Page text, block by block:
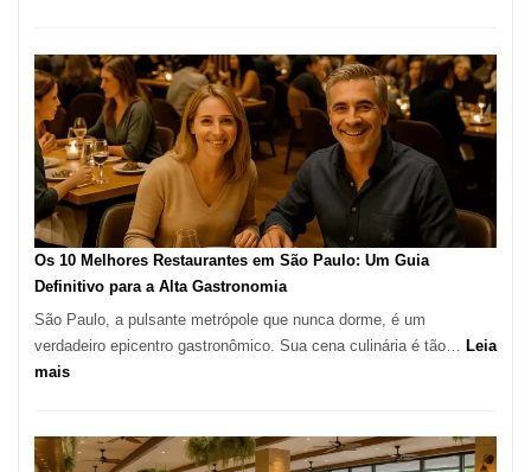
Pizzaria:
tradição
em
pizza
artesanal
forno
à
Vila
da
Os 10 Melhores Restaurantes em São Paulo: Um Guia
Definitivo para a Alta Gastronomia
São Paulo, a pulsante metrópole que nunca dorme, é um
verdadeiro epicentro gastronômico. Sua cena culinária é tão… Leia
mais:
Melhores